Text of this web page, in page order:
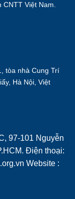
CNTT Việt Nam.
tòa nhà Cung Trí
Hà Nội, Việt
97-101 Nguyễn
Điện thoại:
Website :